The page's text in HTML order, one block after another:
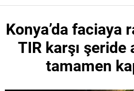
Konya’da faciaya
TIR karşı şeride
tamamen